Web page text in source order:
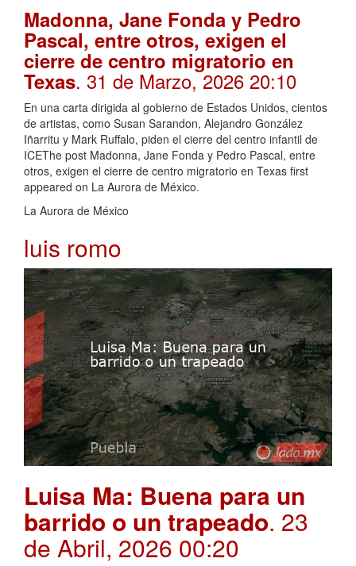
Madonna, Jane Fonda y Pedro
Pascal, entre otros, exigen el
cierre de centro migratorio en
Texas. 31 de Marzo, 2026 20:10
En una carta dirigida al gobierno de Estados Unidos, cientos
de artistas, como Susan Sarandon, Alejandro González
Iñarritu y Mark Ruffalo, piden el cierre del centro infantil de
ICEThe post Madonna, Jane Fonda y Pedro Pascal, entre
otros, exigen el cierre de centro migratorio en Texas first
appeared on La Aurora de México.
La Aurora de México
luis romo
Luisa Ma: Buena para un
barrido o un trapeado. 23
de Abril, 2026 00:20